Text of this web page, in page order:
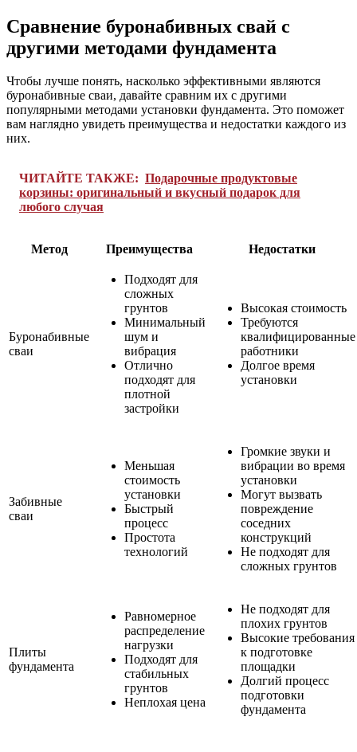
Сравнение буронабивных свай с
другими методами фундамента
Чтобы лучше понять, насколько эффективными являются
буронабивные сваи, давайте сравним их с другими
популярными методами установки фундамента. Это поможет
вам наглядно увидеть преимущества и недостатки каждого из
них.
ЧИТАЙТЕ ТАКЖЕ: Подарочные продуктовые
корзины: оригинальный и вкусный подарок для
любого случая
Метод Преимущества Недостатки
Буронабивные
сваи
Подходят для
сложных
грунтов
Минимальный
шум и
вибрация
Отлично
подходят для
плотной
застройки
Высокая стоимость
Требуются
квалифицированные
работники
Долгое время
установки
Забивные
сваи
Меньшая
стоимость
установки
Быстрый
процесс
Простота
технологий
Громкие звуки и
вибрации во время
установки
Могут вызвать
повреждение
соседних
конструкций
Не подходят для
сложных грунтов
Плиты
фундамента
Равномерное
распределение
нагрузки
Подходят для
стабильных
грунтов
Неплохая цена
Не подходят для
плохих грунтов
Высокие требования
к подготовке
площадки
Долгий процесс
подготовки
фундамента